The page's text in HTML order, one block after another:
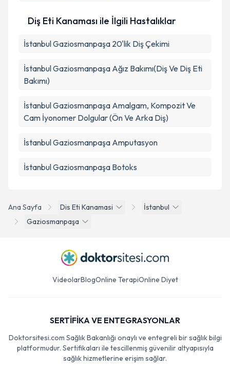
Ana Sayfa Dis Eti Kanamasi
İstanbul
Gaziosmanpaşa
Diş Eti Kanaması ile İlgili Hastalıklar
İstanbul Gaziosmanpaşa 20'lik Diş Çekimi
İstanbul Gaziosmanpaşa Ağız Bakımı(Diş Ve Diş Eti
Bakımı)
İstanbul Gaziosmanpaşa Amalgam, Kompozit Ve
Cam İyonomer Dolgular (Ön Ve Arka Diş)
İstanbul Gaziosmanpaşa Amputasyon
İstanbul Gaziosmanpaşa Botoks
VideolarBlogOnline TerapiOnline Diyet
SERTİFİKA VE ENTEGRASYONLAR
Doktorsitesi.com Sağlık Bakanlığı onaylı ve entegreli bir sağlık bilgi
platformudur. Sertifikaları ile tescillenmiş güvenilir altyapısıyla
sağlık hizmetlerine erişim sağlar.